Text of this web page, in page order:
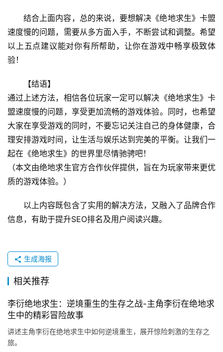
结合上面内容，总的来说，要想解决《绝地求生》卡盟
速度慢的问题，需要从多方面入手，不断尝试和调整。希望
以上五点建议能对你有所帮助，让你在游戏中畅享极致体
验！
【结语】
通过上述方法，相信各位玩家一定可以解决《绝地求生》卡
盟速度慢的问题，享受更加流畅的游戏体验。同时，也希望
大家在享受游戏的同时，不要忘记关注自己的身体健康，合
理安排游戏时间，让生活与娱乐达到完美的平衡。让我们一
起在《绝地求生》的世界里尽情驰骋吧！
（本文由绝地求生官方合作伙伴提供，旨在为玩家带来更优
质的游戏体验。）
以上内容既包含了实用的解决方法，又融入了品牌合作
信息，有助于提升SEO排名及用户阅读兴趣。
生成海报
相关推荐
李衍绝地求生：逆境重生的生存之战-主角李衍在绝地求
生中的精彩冒险故事
讲述主角李衍在绝地求生中如何逆境重生，展开惊险刺激的生存之
旅。